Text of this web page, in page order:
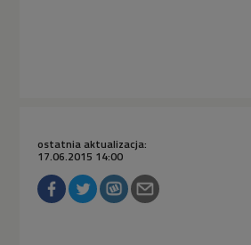
ostatnia aktualizacja:
17.06.2015 14:00